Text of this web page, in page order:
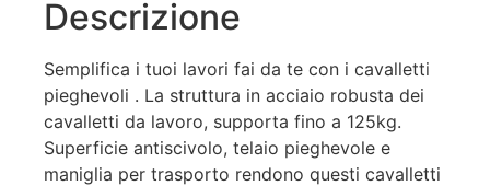
Descrizione
Semplifica i tuoi lavori fai da te con i cavalletti
pieghevoli . La struttura in acciaio robusta dei
cavalletti da lavoro, supporta fino a 125kg.
Superficie antiscivolo, telaio pieghevole e
maniglia per trasporto rendono questi cavalletti